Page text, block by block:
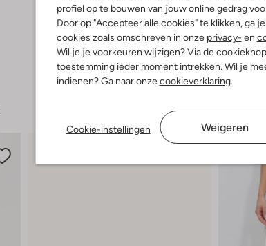
profiel op te bouwen van jouw online gedrag
Door op "Accepteer alle cookies" te klikken, ga
cookies zoals omschreven in onze privacy- en
Wil je je voorkeuren wijzigen? Via de
toestemming ieder moment intrekken. Wil je
indienen? Ga naar onzecookieverklaring.
Cookie-instellingen Weigeren